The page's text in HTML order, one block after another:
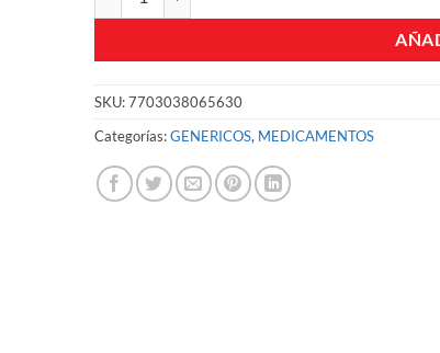
SKU:7703038065630
Categorías:GENERICOS, MEDICAMENTOS